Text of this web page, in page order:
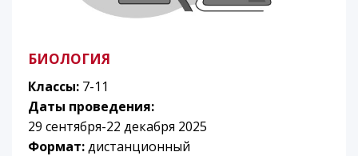
БИОЛОГИЯ
Классы: 7-11
Даты проведения:
29 сентября-22 декабря 2025
Формат:дистанционный